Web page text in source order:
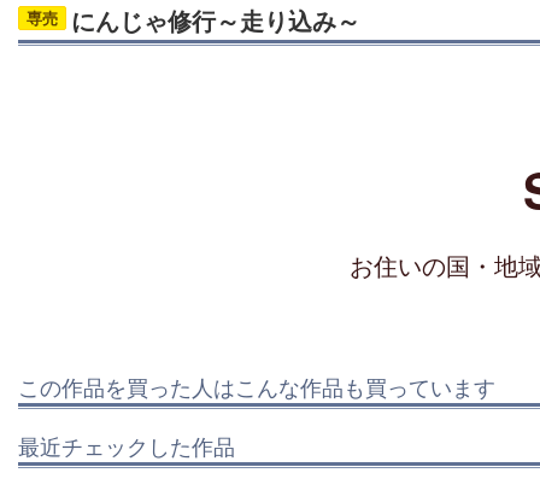
専売 にんじゃ修行～走り込み～
お住いの国・地
この作品を買った人はこんな作品も買っています
最近チェックした作品